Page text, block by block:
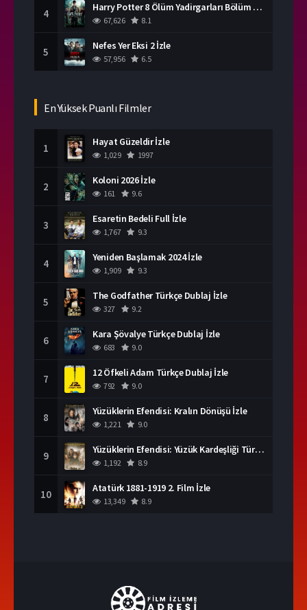
4 Harry Potter 8 Ölüm Yadirgarları Bölüm 2 İzle
67,626 8.1
5 Nefes Yer Eksi 2 İzle
57,956 6.5
En Yüksek Puanlı Filmler
1 Hayat Güzeldir İzle
1,029 1997
2 Koloni 2026 İzle
161 9.6
3 Esaretin Bedeli Full İzle
1,767 9.3
4 Yeniden Başlamak 2024 İzle
1,909 9.3
5 The Godfather Türkçe Dublaj İzle
327 9.2
6 Kara Şövalye Türkçe Dublaj İzle
683 9.0
7 12 Öfkeli Adam Türkçe Dublaj İzle
792 9.0
8 Yüzüklerin Efendisi: Kralın Dönüşü İzle
1,221 9.0
9 Yüzüklerin Efendisi: Yüzük Kardeşliği Türkçe Dublaj İzle
1,192 8.9
10 Atatürk 1881-1919 2. Film İzle
13,349 8.9